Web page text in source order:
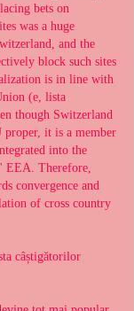
bets on
was a huge
and the
block such sites
is in line with
(e, lista
though Switzerland
it is a member
into the
EEA. Therefore,
convergence and
of cross country
câștigătorilor